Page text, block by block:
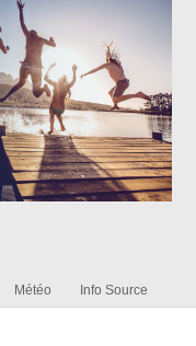
Météo Info Source